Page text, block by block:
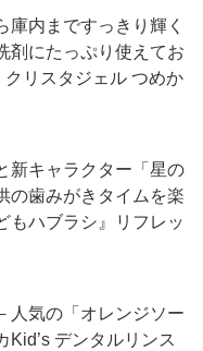
庫内まですっきり輝く
剤にたっぷり使えてお
リスタジェル つめか
新キャラクター「星の
の歯みがきタイムを楽
ハブラシ』リフレッ
人気の「オレンジソー
デンタルリンス